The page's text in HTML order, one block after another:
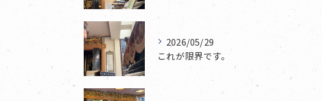
2026/05/29
これが限界です。